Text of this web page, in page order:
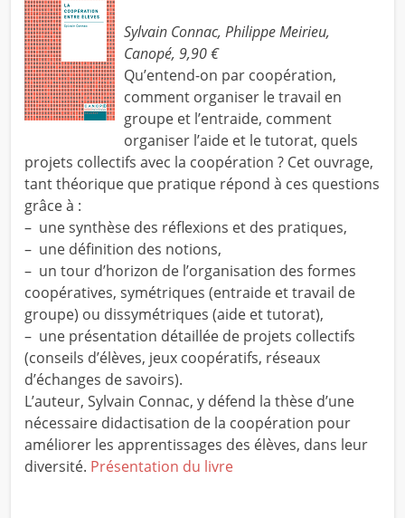
Sylvain Connac, Philippe Meirieu,
Canopé, 9,90 €
Qu’entend-on par coopération,
comment organiser le travail en
groupe et l’entraide, comment
organiser l’aide et le tutorat, quels
projets collectifs avec la coopération ? Cet ouvrage,
tant théorique que pratique répond à ces questions
grâce à :
– une synthèse des réflexions et des pratiques,
– une définition des notions,
– un tour d’horizon de l’organisation des formes
coopératives, symétriques (entraide et travail de
groupe) ou dissymétriques (aide et tutorat),
– une présentation détaillée de projets collectifs
(conseils d’élèves, jeux coopératifs, réseaux
d’échanges de savoirs).
L’auteur, Sylvain Connac, y défend la thèse d’une
nécessaire didactisation de la coopération pour
améliorer les apprentissages des élèves, dans leur
diversité. Présentation du livre